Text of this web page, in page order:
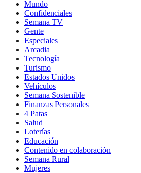
Mundo
Confidenciales
Semana TV
Gente
Especiales
Arcadia
Tecnología
Turismo
Estados Unidos
Vehículos
Semana Sostenible
Finanzas Personales
4 Patas
Salud
Loterías
Educación
Contenido en colaboración
Semana Rural
Mujeres